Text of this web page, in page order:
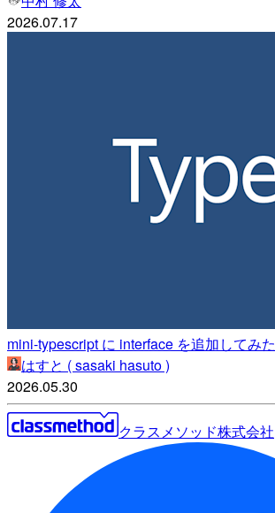
2026.07.17
mini-typescript に interface を追加してみた
はすと ( sasaki hasuto )
2026.05.30
クラスメソッド株式会社